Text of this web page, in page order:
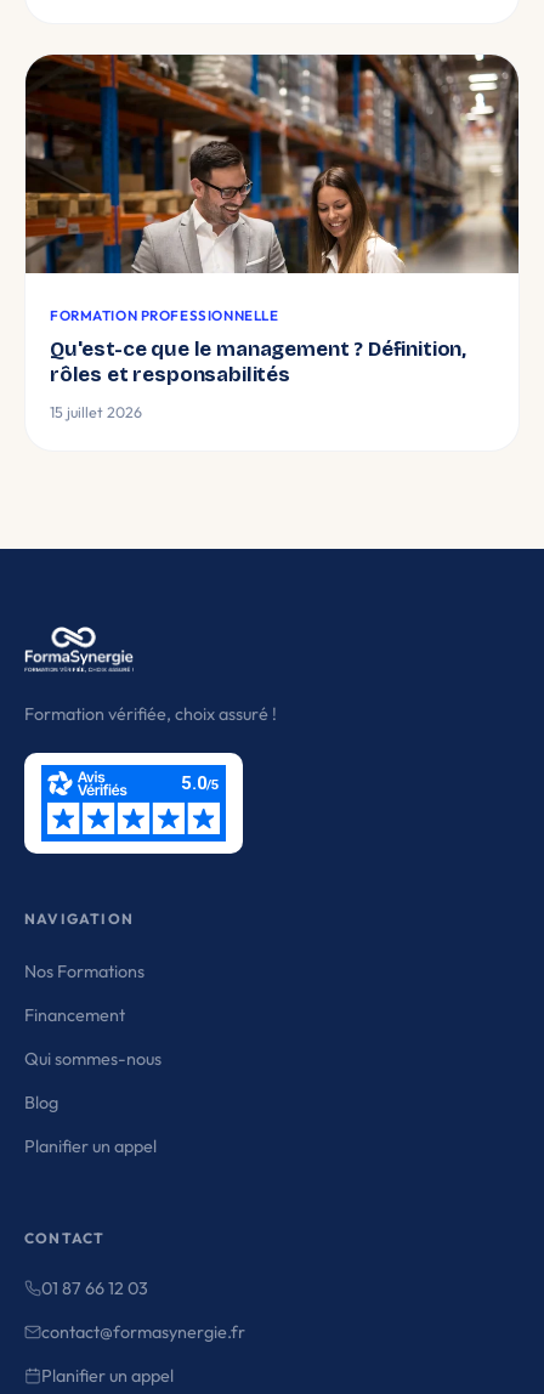
FORMATION PROFESSIONNELLE
Qu'est-ce que le management ? Définition,
rôles et responsabilités
15 juillet 2026
Formation vérifiée, choix assuré !
NAVIGATION
Nos Formations
Financement
Qui sommes-nous
Blog
Planifier un appel
CONTACT
01 87 66 12 03
contact@formasynergie.fr
Planifier un appel